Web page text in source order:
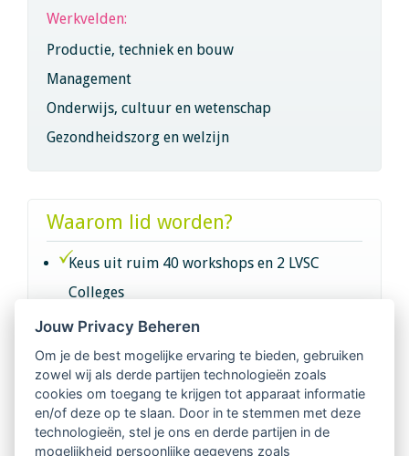
Werkvelden:
Productie, techniek en bouw
Management
Onderwijs, cultuur en wetenschap
Gezondheidszorg en welzijn
Waarom lid worden?
Keus uit ruim 40 workshops en 2 LVSC
Colleges
Intervisie met geregistreerde vakgenoten
Netwerk van 2100 professionals in 14
regio's
Jouw Privacy Beheren
Om je de best mogelijke ervaring te bieden, gebruiken
zowel wij als derde partijen technologieën zoals
cookies om toegang te krijgen tot apparaat informatie
en/of deze op te slaan. Door in te stemmen met deze
technologieën, stel je ons en derde partijen in de
mogelijkheid persoonlijke gegevens zoals